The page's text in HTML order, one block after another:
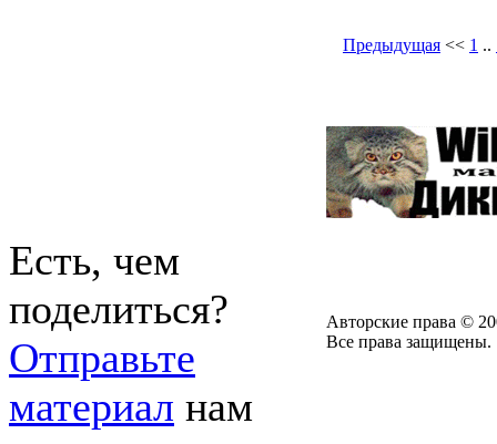
Предыдущая << 1 ..
Есть, чем
поделиться?
Отправьте
материал нам
Авторские права ©
Все права защищены.